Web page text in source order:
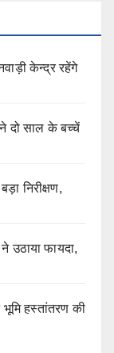
केन्द्र रहेंगे
दो साल के बच्चें
निरीक्षण,
उठाया फायदा,
भूमि हस्तांतरण की